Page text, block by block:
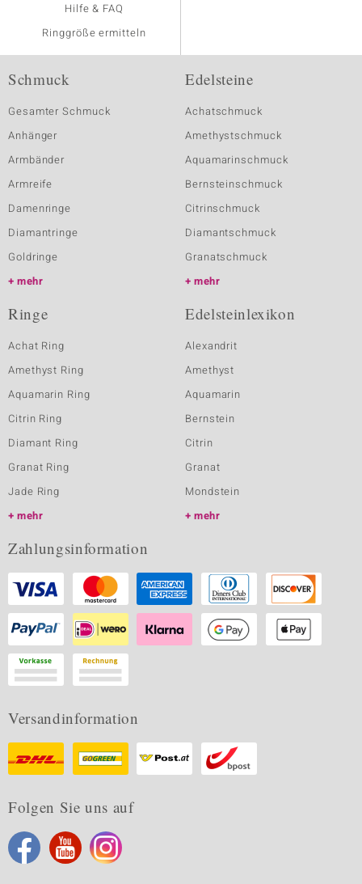
Hilfe & FAQ
Ringgröße ermitteln
Schmuck
Gesamter Schmuck
Anhänger
Armbänder
Armreife
Damenringe
Diamantringe
Goldringe
mehr
Edelsteine
Achatschmuck
Amethystschmuck
Aquamarinschmuck
Bernsteinschmuck
Citrinschmuck
Diamantschmuck
Granatschmuck
mehr
Ringe
Achat Ring
Amethyst Ring
Aquamarin Ring
Citrin Ring
Diamant Ring
Granat Ring
Jade Ring
mehr
Edelsteinlexikon
Alexandrit
Amethyst
Aquamarin
Bernstein
Citrin
Granat
Mondstein
mehr
Zahlungsinformation
Versandinformation
Folgen Sie uns auf